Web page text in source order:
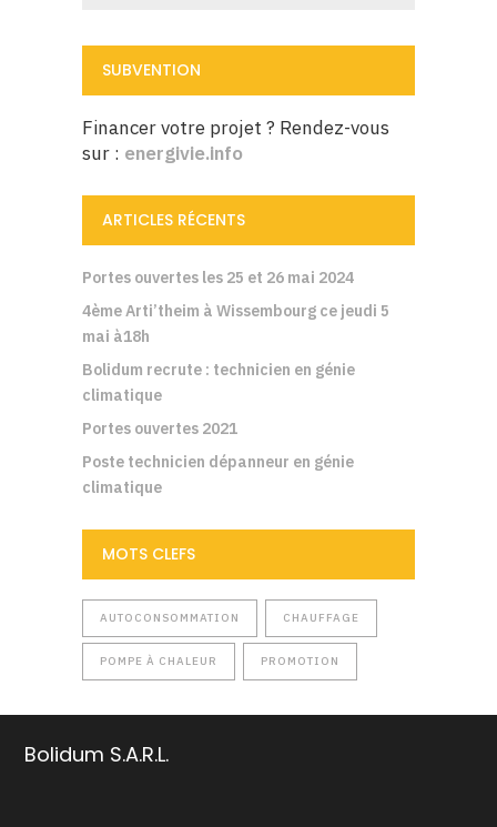
SUBVENTION
Financer votre projet ? Rendez-vous
sur : energivie.info
ARTICLES RÉCENTS
Portes ouvertes les 25 et 26 mai 2024
4ème Arti’theim à Wissembourg ce jeudi 5
mai à18h
Bolidum recrute : technicien en génie
climatique
Portes ouvertes 2021
Poste technicien dépanneur en génie
climatique
MOTS CLEFS
AUTOCONSOMMATION CHAUFFAGE
POMPE À CHALEUR PROMOTION
Bolidum S.A.R.L.